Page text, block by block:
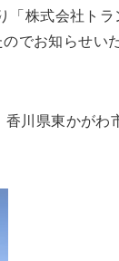
「株式会社トラ
でお知らせい
香川県東かがわ